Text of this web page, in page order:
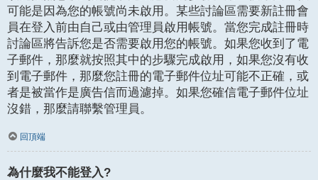
可能是因為您的帳號尚未啟用。某些討論區需要新註冊會
員在登入前由自己或由管理員啟用帳號。當您完成註冊時
討論區將告訴您是否需要啟用您的帳號。如果您收到了電
子郵件，那麼就按照其中的步驟完成啟用，如果您沒有收
到電子郵件，那麼您註冊的電子郵件位址可能不正確，或
者是被當作是廣告信而過濾掉。如果您確信電子郵件位址
沒錯，那麼請聯繫管理員。
回頂端
為什麼我不能登入?